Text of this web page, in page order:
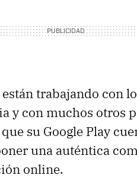
trabajando con
y con muchos otros
su Google Play
una auténtica
online.